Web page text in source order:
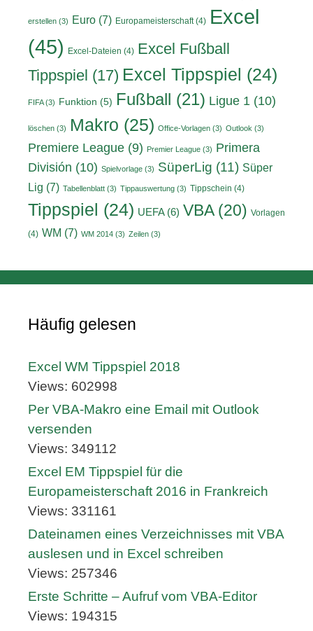
erstellen (3) Euro (7) Europameisterschaft(4) Excel
(45)
Excel-Dateien (4) Excel Fußball
Tippspiel (17) Excel Tippspiel (24)
FIFA(3) Funktion (5) Fußball (21) Ligue 1 (10)
löschen (3) Makro (25) Office-Vorlagen (3) Outlook (3)
Premiere League (9) Premier League (3) Primera
División (10) Spielvorlage (3) SüperLig (11) Süper
Lig (7) Tabellenblatt (3) Tippauswertung (3) Tippschein (4)
Tippspiel (24) UEFA(6) VBA(20) Vorlagen
(4) WM (7) WM 2014 (3) Zeilen (3)
Häufig gelesen
Excel WM Tippspiel 2018
Views: 602998
Per VBA-Makro eine Email mit Outlook
versenden
Views: 349112
Excel EM Tippspiel für die
Europameisterschaft 2016 in Frankreich
Views: 331161
Dateinamen eines Verzeichnisses mit VBA
auslesen und in Excel schreiben
Views: 257346
Erste Schritte – Aufruf vom VBA-Editor
Views: 194315